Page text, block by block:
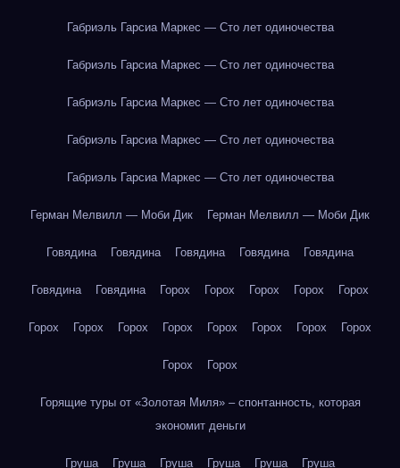
Габриэль Гарсиа Маркес — Сто лет одиночества
Габриэль Гарсиа Маркес — Сто лет одиночества
Габриэль Гарсиа Маркес — Сто лет одиночества
Габриэль Гарсиа Маркес — Сто лет одиночества
Габриэль Гарсиа Маркес — Сто лет одиночества
Герман Мелвилл — Моби Дик Герман Мелвилл — Моби Дик
Говядина Говядина Говядина Говядина Говядина
Говядина Говядина Горох Горох Горох Горох Горох
Горох Горох Горох Горох Горох Горох Горох Горох
Горох Горох
Горящие туры от «Золотая Миля» – спонтанность, которая
экономит деньги
Груша Груша Груша Груша Груша Груша